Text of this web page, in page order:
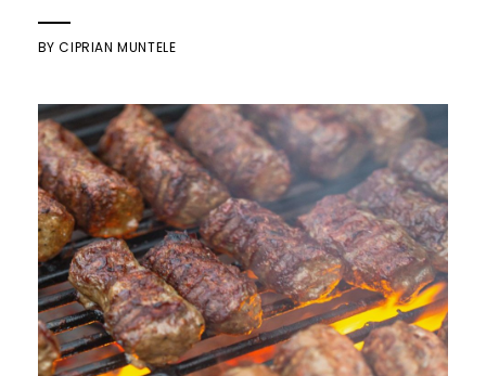
BYCIPRIAN MUNTELE